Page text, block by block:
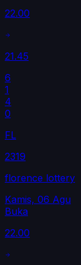
22.00
21.45
6
1
4
0
FL
2319
florence lottery
Kamis, 06 Agu
Buka
22.00